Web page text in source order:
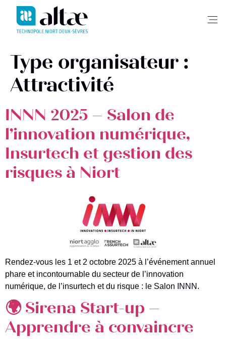
Type organisateur :
Attractivité
INNN 2025 – Salon de
l’innovation numérique,
Insurtech et gestion des
risques à Niort
Rendez-vous les 1 et 2 octobre 2025 à l’événement annuel
phare et incontournable du secteur de l’innovation
numérique, de l’insurtech et du risque : le Salon INNN.
🌍 Sirena Start-up –
Apprendre à convaincre